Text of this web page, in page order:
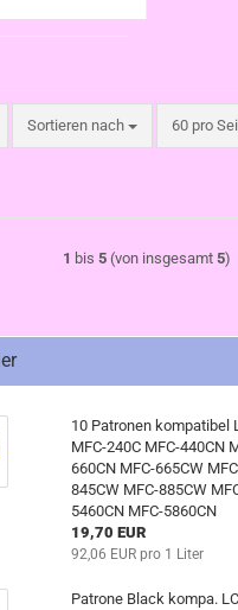
5860CN
Sortieren nach
Sortieren nach 60 pro
pro Seite
1 bis 5 (von insgesamt 5)
10 Patronen kompatibel
MFC-240C MFC-440CN
660CN MFC-665CW
845CW MFC-885CW
5460CN MFC-5860CN
19,70 EUR
92,06 EUR pro 1 Liter
Patrone Black kompa.